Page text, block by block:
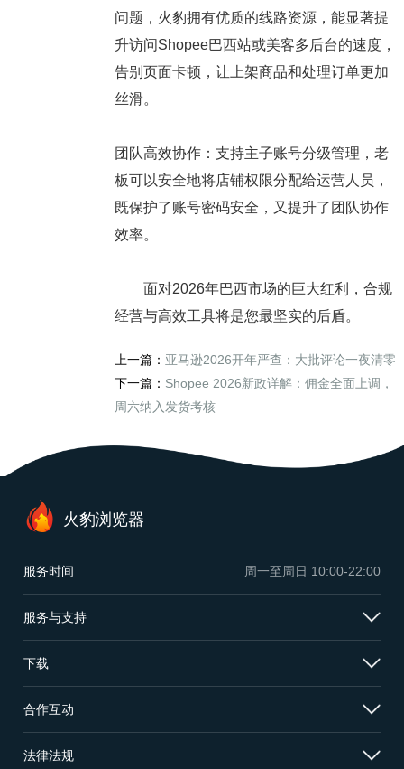
问题，火豹拥有优质的线路资源，能显著提
升访问Shopee巴西站或美客多后台的速度，
告别页面卡顿，让上架商品和处理订单更加
丝滑。
团队高效协作：支持主子账号分级管理，老
板可以安全地将店铺权限分配给运营人员，
既保护了账号密码安全，又提升了团队协作
效率。
面对2026年巴西市场的巨大红利，合规
经营与高效工具将是您最坚实的后盾。
上一篇： 亚马逊2026开年严查：大批评论一夜清零
下一篇： Shopee 2026新政详解：佣金全面上调，
周六纳入发货考核
服务时间 周一至周日 10:00-22:00
火豹浏览器
服务与支持
下载
合作互动
法律法规